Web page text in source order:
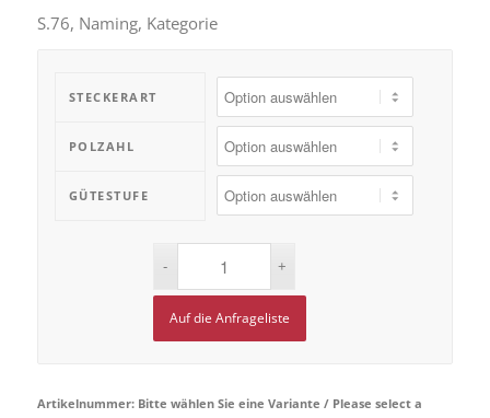
S.76, Naming, Kategorie
STECKERART
POLZAHL
GÜTESTUFE
Auf die Anfrageliste
Artikelnummer: Bitte wählen Sie eine Variante / Please select a